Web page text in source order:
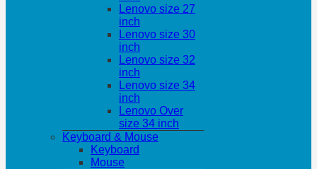
Lenovo size 27
inch
Lenovo size 30
inch
Lenovo size 32
inch
Lenovo size 34
inch
Lenovo Over
size 34 inch
Keyboard & Mouse
Keyboard
Mouse